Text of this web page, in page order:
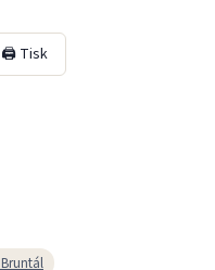
🖨 Tisk
Bruntál